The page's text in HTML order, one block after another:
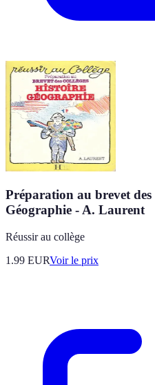
Préparation au brevet des
Géographie - A. Laurent
Réussir au collège
1.99 EURVoir le prix